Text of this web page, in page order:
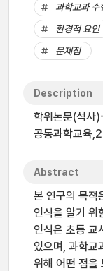
과학교과 수
환경적 요인
문제점
Description
학위논문(석사
공통과학교육
Abstract
본 연구의 목적
인식을 알기 위
인식은 초등 교
있으며, 과학교
위해 어떤 점을